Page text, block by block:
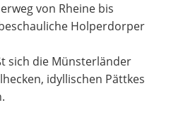
von Rheine bis
Holperdorper
sich die Münsterländer
idyllischen Pättkes